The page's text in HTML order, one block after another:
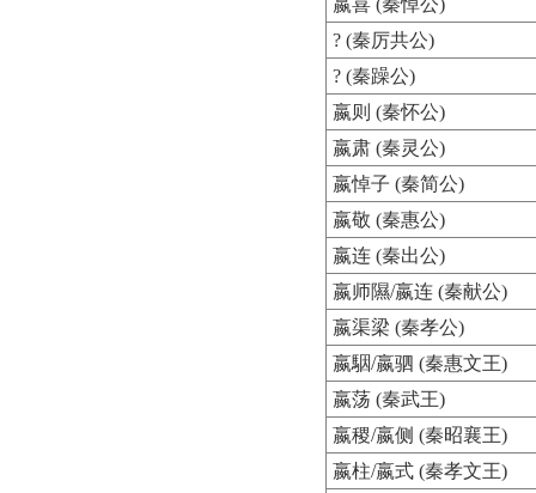
嬴喜 (秦悼公)
? (秦厉共公)
? (秦躁公)
嬴则 (秦怀公)
嬴肃 (秦灵公)
嬴悼子 (秦简公)
嬴敬 (秦惠公)
嬴连 (秦出公)
嬴师隰/嬴连 (秦献公)
嬴渠梁 (秦孝公)
嬴駰/嬴驷 (秦惠文王)
嬴荡 (秦武王)
嬴稷/嬴侧 (秦昭襄王)
嬴柱/嬴式 (秦孝文王)